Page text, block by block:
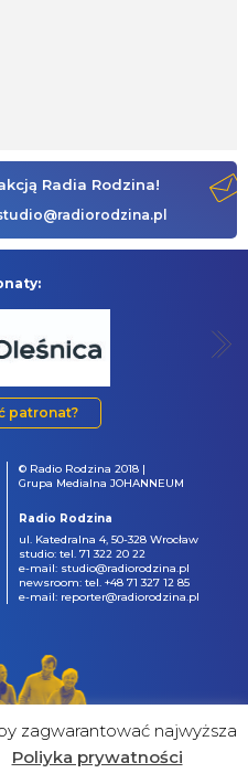
Radia Rodzina!
patronat?
© Radio Rodzina 2018 |
Grupa Medialna JOHANNEUM
Radio Rodzina
ul. Katedralna 4, 50-328 Wrocław
studio: tel. 71 322 20 22
e-mail: studio@radiorodzina.pl
newsroom: tel. +48 71 327 12 85
e-mail: reporter@radiorodzina.pl
zagwarantować najwyższa
Poliyka prywatności